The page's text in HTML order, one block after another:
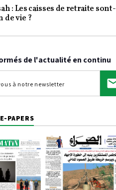
: Les caisses de retraite sont-
de vie ?
de l'actualité en continu
PAPERS